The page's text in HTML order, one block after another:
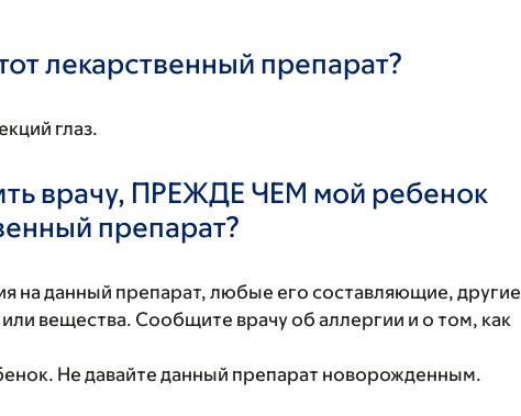
лекарственный препарат?
глаз.
врачу, ПРЕЖДЕ ЧЕМ мой ребенок
препарат?
на данный препарат, любые его составляющие, другие
вещества. Сообщите врачу об аллергии и о том, как
Не давайте данный препарат новорожденным.